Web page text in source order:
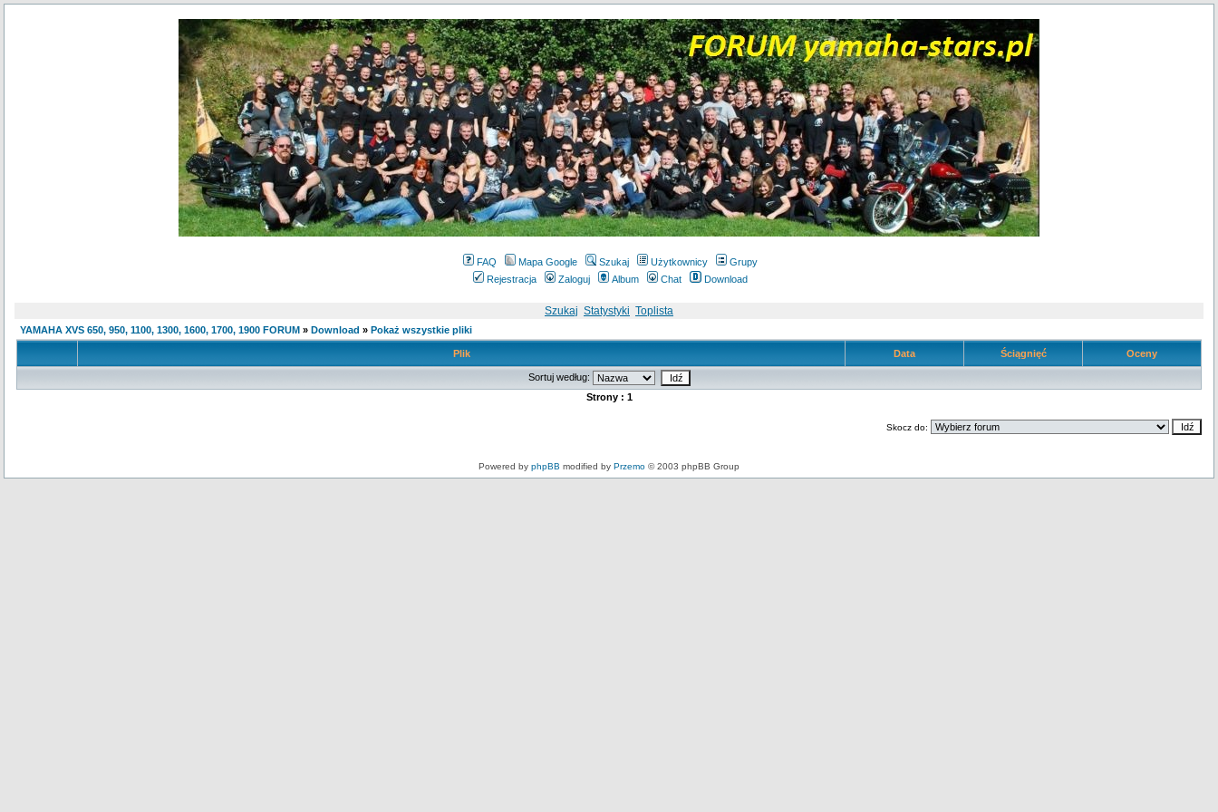
FAQ Mapa Google Szukaj Użytkownicy
Grupy
Rejestracja
Zaloguj Album Chat Download
Szukaj Statystyki Toplista
YAMAHA XVS 650, 950, 1100, 1300, 1600, 1700, 1900 FORUM » Download » Pokaż wszystkie pliki
Plik Data Ściągnięć Oceny
Sortuj według:
Strony : 1
Skocz do:
Powered by phpBB modified by Przemo © 2003 phpBB Group